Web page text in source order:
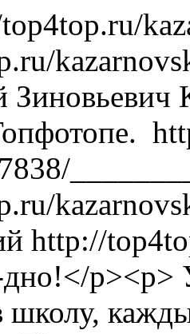
Зиновьевич
http://
/>-Не хочу. <br />-Хорошо, тогда начинаем следующую тему. </p><p>Или: <br />-Ты куда пошёл? Выключи телефон! <br />-У меня важный разговор. (выходит из класса)</p><p>Или:<br />-Давайте, я вам сам про Пушкина всё расскажу. Главное, что Пушкин был африканских кровей, и у него был такой член!<br />-(крупным планом - челюсть учительницы. То есть, думает)</p><p>- Я достал. (травку)<br />-Ну, приходи, у меня мама в Ленинград (?) уехала.<br /> (Сцена: девятиклассники в постели…)<br />- Ой-ой! Не так!<br />(Неожиданно входит мама).<br />Дочь. Ты чего припёрлась?<br />Мать. От нас папа ушёл.<br />Дочь. Да, ла-а-дно! (наливает себе в стакан коньяку и выпивает)</p><p> Всё тихо так. Действительно, ладно. Всё понятно. Кроме «открытых на правду глаз». <br /> Мы чего, такого не видели, и думали, такого не может быть? Да ла-а-дно! Мы что, по улице не ходим, в транспорте не бываем, не через подъезды к квартирам подходим? Не бывали рядом со школой в дни последних звонков? Там в девять утра «мальчишки и девчонки» по доброте всегда предложат опохмелиться, когда с собачкой гуляешь. Или в газетах не читали, что 60% российских школ имеют уличные туалеты? Или, может, кто не видел - так я расскажу, как заплакал на сцене пожилой директор сельской школы, когда ему для школы подарили компьютер. А потом рассказал, как он картошку меняет на лыжи для детей. Но это, скорее, не типично, и к нашей «Школе» отношения не имеет. <br /> Или, может, в Доме № 2 живут те, кто в школе никогда не учился? У нас обязательное среднее образование. У нас все из школы вышли! <br /> Так что, всё мы видели. Но, как в известном анекдоте, осадок неприятный. После просмотров, разумеется.<br /> И я вот что вспомнил. Я вспомнил партсобрания в той, прошлой жизни. Когда тебя размазывали в тонкий слой, объясняя глубину и тяжесть твоего проступка, и ты умирал от осознания и стыда. А после партсобрания ты выпивал с теми же самыми людьми, и они же тебя успокаивали - да ла-а-дно ты, это всё ерунда, ну, так положено, не думай. Они так искренне радели за что-то, клеймили или возносили кого-то, а на самом деле им это всё было глубоко по…<br /> И вдруг - то же знакомое ощущение. <br /> Потому что вранье. Это же не документальное кино. Это же